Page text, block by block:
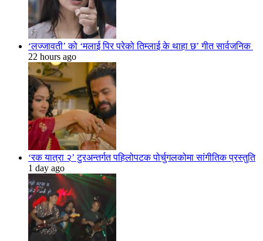
‘लज्जावती’ को ‘मलाई पिर परेको तिम्लाई के थाहा छ’ गीत सार्वजनिक
22 hours ago
‘रक यात्रा २’ टुरअन्तर्गत पहिलोपटक पोर्चुगलकोमा सांगीतिक प्रस्तुति
1 day ago